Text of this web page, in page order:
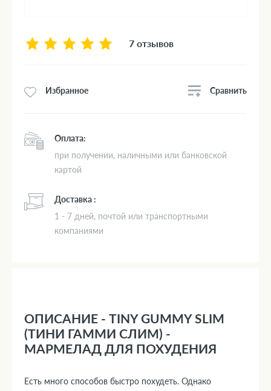
7 отзывов
Избранное Сравнить
Оплата:
при получении, наличными или банковской
картой
Доставка :
1 - 7 дней, почтой или транспортными
компаниями
ОПИСАНИЕ - TINY GUMMY SLIM
(ТИНИ ГАММИ СЛИМ) -
МАРМЕЛАД ДЛЯ ПОХУДЕНИЯ
Есть много способов быстро похудеть. Однако